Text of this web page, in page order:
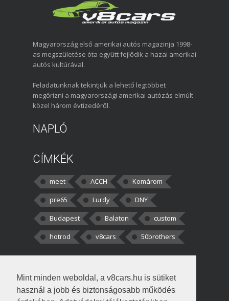
Mint minden weboldal, a v8cars.hu is sütiket
használ a jobb és biztonságosabb működés
Magyarország első amerikai autós magazinja 1998-
as megszületése óta együtt fejlődik a hazai amerikai
autós kultúrával.
Feladatunknak tekintjük a lehető legtöbbet
megőrizni a magyarországi amerikai autózás elmúlt
közel három évtizedéről.
NAPLÓ
CÍMKÉK
meet ACCH
Komárom
pre65
Lurdy
DNY
Budapest
Balaton
custom
hotrod
v8cars 50brothers
kortisz:Elszúrtam! Én csak két
darabbaal számoltam. Nem tudtam, hogy fél autót,